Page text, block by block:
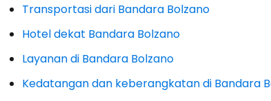
Transportasi dari Bandara Bolzano
Hotel dekat Bandara Bolzano
Layanan di Bandara Bolzano
Kedatangan dan keberangkatan di Bandara